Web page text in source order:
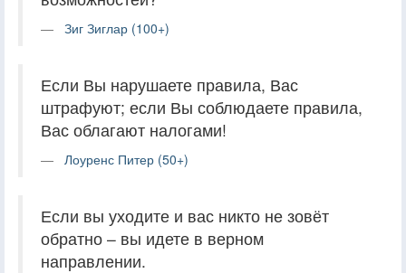
Зиг Зиглар (100+)
Если Вы нарушаете правила, Вас
штрафуют; если Вы соблюдаете правила,
Вас облагают налогами!
Лоуренс Питер (50+)
Если вы уходите и вас никто не зовёт
обратно – вы идете в верном
направлении.